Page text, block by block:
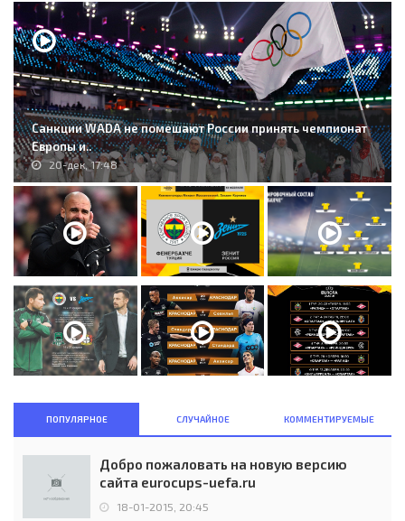
Санкции WADA не помешают России принять чемпионат
Европы и..
20-дек, 17:48
ПОПУЛЯРНОЕ СЛУЧАЙНОЕ КОММЕНТИРУЕМЫЕ
Добро пожаловать на новую версию
сайта eurocups-uefa.ru
18-01-2015, 20:45